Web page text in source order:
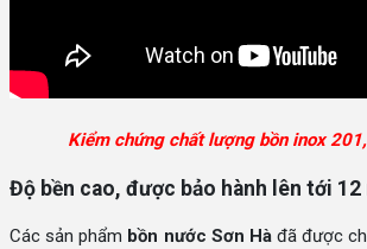
Kiểm chứng chất lượng bồn inox
Độ bền cao, được bảo hành lên tới 12
Các sản phẩm bồn nước Sơn Hàđã được